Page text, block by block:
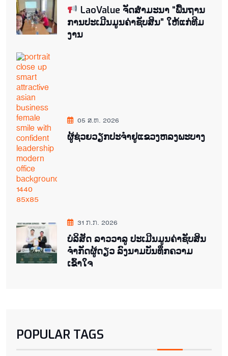
LaoValue ຈັດສຳມະນາ “ພື້ນຖານ
ການປະເມີນມູນຄ່າຊັບສິນ” ໃຫ້ແກ່ທີມ
ງານ
05 ສ.ຫ. 2026
ຜູ້ຊ່ວຍ​ວຽກປະ​ຈຳ​ຢູ​​ແຂວງຫລງ​ພະ​ບາງ
31 ກ.ກ. 2026
ບໍລິສັດ ລາວວາລູ ປະເມີນມູນຄ່າຊັບສິນ
ຈຳກັດຜູ້ດຽວ ລົງນາມບັນທຶກຄວາມ
ເຂົ້າໃຈ
POPULAR TAGS